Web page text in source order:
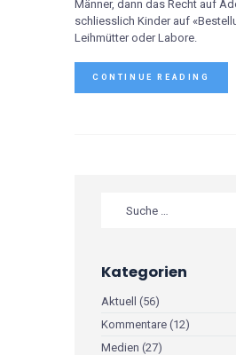
Männer, dann das Recht auf
schliesslich Kinder auf
Leihmütter oder Labore.
CONTINUE READING
Kategorien
Aktuell (56)
Kommentare (12)
Medien (27)